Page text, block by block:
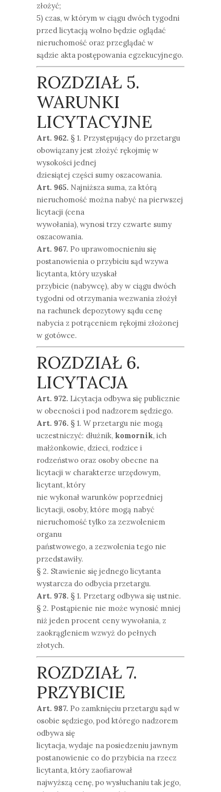
złożyć;
5) czas, w którym w ciągu dwóch tygodni
przed licytacją wolno będzie oglądać
nieruchomość oraz przeglądać w
sądzie akta postępowania egzekucyjnego.
ROZDZIAŁ 5.
WARUNKI
LICYTACYJNE
Art. 962. § 1. Przystępujący do przetargu
obowiązany jest złożyć rękojmię w
wysokości jednej
dziesiątej części sumy oszacowania.
Art. 965. Najniższa suma, za którą
nieruchomość można nabyć na pierwszej
licytacji (cena
wywołania), wynosi trzy czwarte sumy
oszacowania.
Art. 967. Po uprawomocnieniu się
postanowienia o przybiciu sąd wzywa
licytanta, który uzyskał
przybicie (nabywcę), aby w ciągu dwóch
tygodni od otrzymania wezwania złożył
na rachunek depozytowy sądu cenę
nabycia z potrąceniem rękojmi złożonej
w gotówce.
ROZDZIAŁ 6.
LICYTACJA
Art. 972. Licytacja odbywa się publicznie
w obecności i pod nadzorem sędziego.
Art. 976. § 1. W przetargu nie mogą
uczestniczyć: dłużnik, komornik, ich
małżonkowie, dzieci, rodzice i
rodzeństwo oraz osoby obecne na
licytacji w charakterze urzędowym,
licytant, który
nie wykonał warunków poprzedniej
licytacji, osoby, które mogą nabyć
nieruchomość tylko za zezwoleniem
organu
państwowego, a zezwolenia tego nie
przedstawiły.
§ 2. Stawienie się jednego licytanta
wystarcza do odbycia przetargu.
Art. 978. § 1. Przetarg odbywa się ustnie.
§ 2. Postąpienie nie może wynosić mniej
niż jeden procent ceny wywołania, z
zaokrągleniem wzwyż do pełnych
złotych.
ROZDZIAŁ 7.
PRZYBICIE
Art. 987. Po zamknięciu przetargu sąd w
osobie sędziego, pod którego nadzorem
odbywa się
licytacja, wydaje na posiedzeniu jawnym
postanowienie co do przybicia na rzecz
licytanta, który zaofiarował
najwyższą cenę, po wysłuchaniu tak jego,